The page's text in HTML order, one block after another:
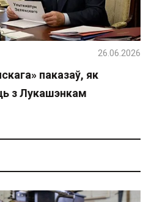
паказаў, як
з Лукашэнкам
26.06.2026